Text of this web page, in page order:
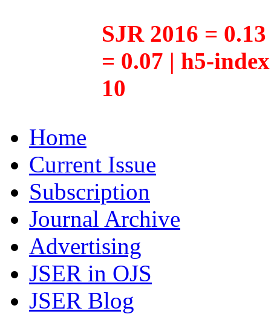
SJR 2016 =
= 0.07 | h5-
10
Home
Current Issue
Subscription
Journal Archive
Advertising
JSER in OJS
JSER Blog